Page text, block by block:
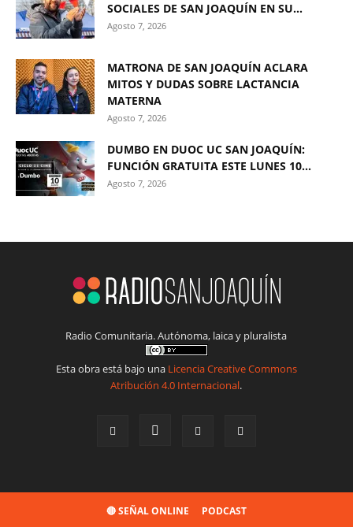
SOCIALES DE SAN JOAQUÍN EN SU...
Agosto 7, 2026
MATRONA DE SAN JOAQUÍN ACLARA
MITOS Y DUDAS SOBRE LACTANCIA
MATERNA
Agosto 7, 2026
DUMBO EN DUOC UC SAN JOAQUÍN:
FUNCIÓN GRATUITA ESTE LUNES 10...
Agosto 7, 2026
Radio Comunitaria. Autónoma, laica y pluralista
Esta obra está bajo una Licencia Creative Commons
Atribución 4.0 Internacional.
🔴 SEÑAL ONLINE PODCAST